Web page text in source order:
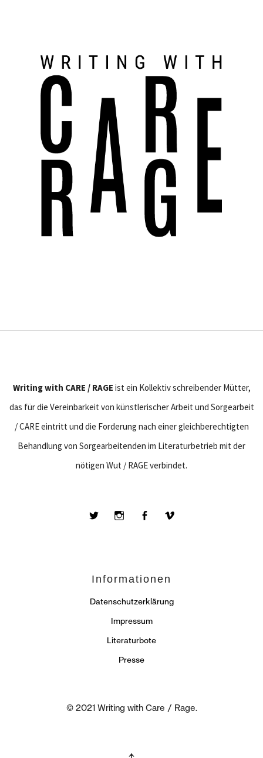
Writing with CARE / RAGE ist ein Kollektiv schreibender Mütter,
das für die Vereinbarkeit von künstlerischer Arbeit und Sorgearbeit
/ CARE eintritt und die Forderung nach einer gleichberechtigten
Behandlung von Sorgearbeitenden im Literaturbetrieb mit der
nötigen Wut / RAGE verbindet.
Informationen
Datenschutzerklärung
Impressum
Literaturbote
Presse
© 2021 Writing with Care / Rage.